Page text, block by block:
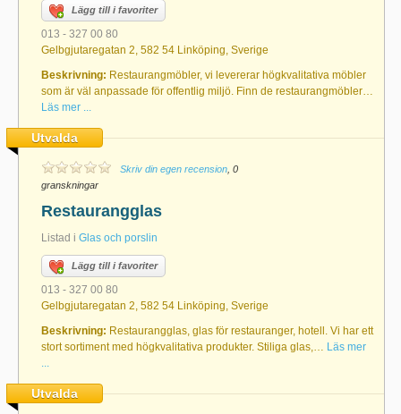
Lägg till i favoriter
013 - 327 00 80
Gelbgjutaregatan 2, 582 54 Linköping, Sverige
Beskrivning: Restaurangmöbler, vi levererar högkvalitativa möbler
som är väl anpassade för offentlig miljö. Finn de restaurangmöbler…
Läs mer ...
Utvalda
Skriv din egen recension , 0
granskningar
Restaurangglas
Listad i Glas och porslin
Lägg till i favoriter
013 - 327 00 80
Gelbgjutaregatan 2, 582 54 Linköping, Sverige
Beskrivning: Restaurangglas, glas för restauranger, hotell. Vi har ett
stort sortiment med högkvalitativa produkter. Stiliga glas,… Läs mer
...
Utvalda